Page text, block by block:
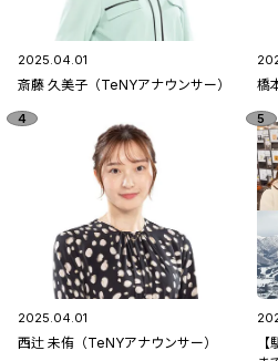
2025.04.01
斎藤 久美子（TeNYアナウンサー） 橋
2025.04.01
西辻 未侑（TeNYアナウンサー）